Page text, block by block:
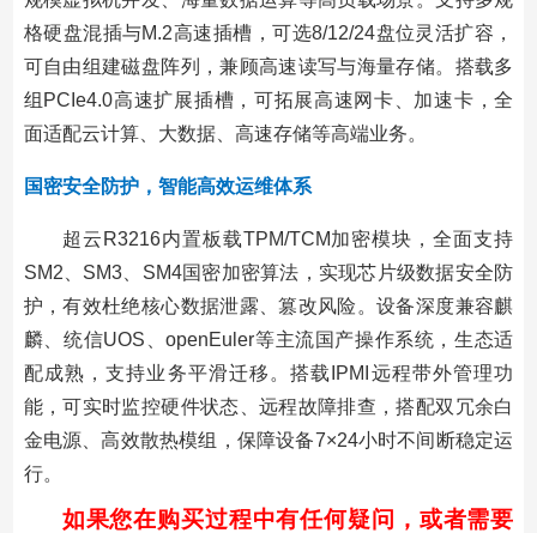
格硬盘混插与M.2高速插槽，可选8/12/24盘位灵活扩容，
可自由组建磁盘阵列，兼顾高速读写与海量存储。搭载多
组PCIe4.0高速扩展插槽，可拓展高速网卡、加速卡，全
面适配云计算、大数据、高速存储等高端业务。
国密安全防护，智能高效运维体系
超云R3216内置板载TPM/TCM加密模块，全面支持
SM2、SM3、SM4国密加密算法，实现芯片级数据安全防
护，有效杜绝核心数据泄露、篡改风险。设备深度兼容麒
麟、统信UOS、openEuler等主流国产操作系统，生态适
配成熟，支持业务平滑迁移。搭载IPMI远程带外管理功
能，可实时监控硬件状态、远程故障排查，搭配双冗余白
金电源、高效散热模组，保障设备7×24小时不间断稳定运
行。
如果您在购买过程中有任何疑问，或者需要